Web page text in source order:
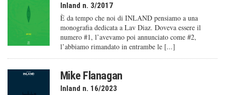
Inland n. 3/2017
È da tempo che noi di INLAND pensiamo a una
monografia dedicata a Lav Diaz. Doveva essere il
numero #1, l’avevamo poi annunciato come #2,
l’abbiamo rimandato in entrambe le [...]
Mike Flanagan
Inland n. 16/2023